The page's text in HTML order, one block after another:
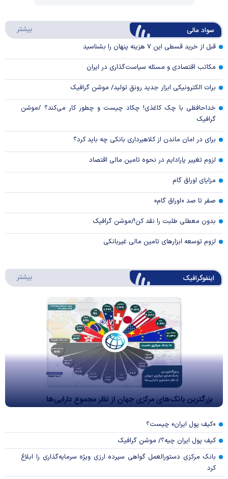
Video
سواد مالی بیشتر
قبل از خرید قسطی این ۷ هزینه پنهان را بشناسید
مکاتب اقتصادی و مسئله سیاست‌گذاری در ایران
برات الکترونیکی ابزار جدید رونق تولید/ موشن گرافیک
خداحافظی با چک کاغذی! چکاد چیست و چطور کار می‌کند؟ /موشن
گرافیک
برای در امان ماندن از کلاهبرداری بانکی چه باید کرد؟
لزوم تغییر پارادایم در نحوه تامین مالی اقتصاد
مزایای اوراق گام
صفر تا صد «اوراق گام»
بدون معطلی طلبت را نقد کن!/موشن گرافیک
لزوم توسعه ابزارهای تامین مالی غیربانکی
اینفوگرافیک بیشتر
بزرگترین بانک‌های مرکزی جهان از نظر مجموع دارایی‌ها
«کیف پول ایران» چیست؟
کیف پول ایران چیه؟/ موشن گرافیک
بانک مرکزی دستورالعمل گواهی سپرده ارزی ویژه سرمایه‌گذاری را ابلاغ
کرد